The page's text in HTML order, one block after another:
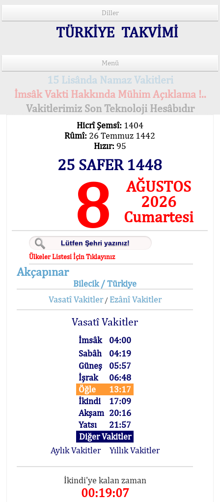
Diller
TÜRKİYE TAKVİMİ
Menü
15 Lisânda Namaz Vakitleri
İmsâk Vakti Hakkında Mühim Açıklama !..
Vakitlerimiz Son Teknoloji Hesâbıdır
Hicrî Şemsî: 1404
Rûmî: 26 Temmuz 1442
Hızır: 95
25 SAFER 1448
8
AĞUSTOS
2026
Cumartesi
Ülkeler Listesi İçin Tıklayınız
Akçapınar
Bilecik / Türkiye
Vasatî Vakitler/ Ezânî Vakitler
Vasatî Vakitler
İmsâk
04:00
Sabâh
04:19
Güneş
05:57
İşrak
06:48
Öğle
13:17
İkindi
17:09
Akşam 20:16
Yatsı
21:57
Diğer Vakitler
Aylık Vakitler
Yıllık Vakitler
İkindi'ye kalan zaman
00:19:06